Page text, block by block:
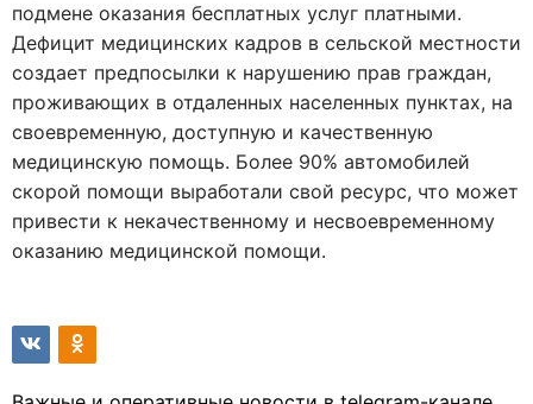
подмене оказания бесплатных услуг платными.
Дефицит медицинских кадров в сельской местности
создает предпосылки к нарушению прав граждан,
проживающих в отдаленных населенных пунктах, на
своевременную, доступную и качественную
медицинскую помощь. Более 90% автомобилей
скорой помощи выработали свой ресурс, что может
привести к некачественному и несвоевременному
оказанию медицинской помощи.